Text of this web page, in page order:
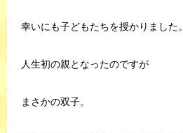
幸いにも子どもたちを授かりました。
人生初の親となったのですが
まさかの双子。